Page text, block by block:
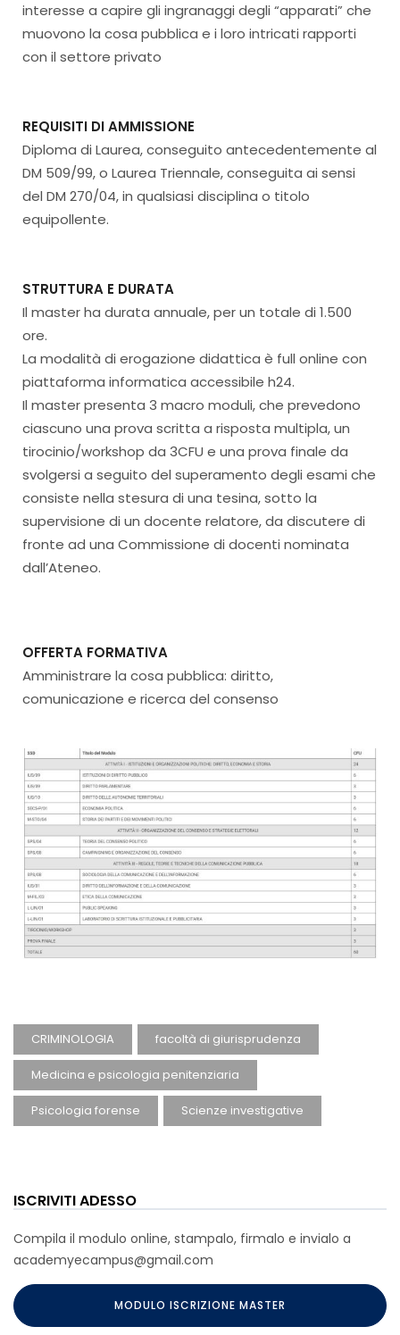
interesse a capire gli ingranaggi degli “apparati” che
muovono la cosa pubblica e i loro intricati rapporti
con il settore privato
REQUISITI DI AMMISSIONE
Diploma di Laurea, conseguito antecedentemente al
DM 509/99, o Laurea Triennale, conseguita ai sensi
del DM 270/04, in qualsiasi disciplina o titolo
equipollente.
STRUTTURA E DURATA
Il master ha durata annuale, per un totale di 1.500
ore.
La modalità di erogazione didattica è full online con
piattaforma informatica accessibile h24.
Il master presenta 3 macro moduli, che prevedono
ciascuno una prova scritta a risposta multipla, un
tirocinio/workshop da 3CFU e una prova finale da
svolgersi a seguito del superamento degli esami che
consiste nella stesura di una tesina, sotto la
supervisione di un docente relatore, da discutere di
fronte ad una Commissione di docenti nominata
dall’Ateneo.
OFFERTA FORMATIVA
Amministrare la cosa pubblica: diritto,
comunicazione e ricerca del consenso
CRIMINOLOGIA facoltà di giurisprudenza
Medicina e psicologia penitenziaria
Psicologia forense Scienze investigative
ISCRIVITI ADESSO
Compila il modulo online, stampalo, firmalo e invialo a
academyecampus@gmail.com
MODULO ISCRIZIONE MASTER